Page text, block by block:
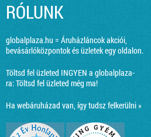
RÓLUNK
globalplaza.hu = Áruházláncok akciói,
bevásárlóközpontok és üzletek egy oldalon.
Töltsd fel üzleted INGYEN a globalplaza-
ra:Töltsd fel üzleted még ma!
Ha webáruházad van, így tudsz felkerülni »